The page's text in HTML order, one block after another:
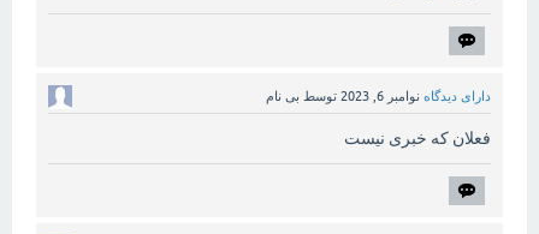
دارای دیدگاه نوامبر 6, 2023 توسط بی نام
فعلان که خبری نیست